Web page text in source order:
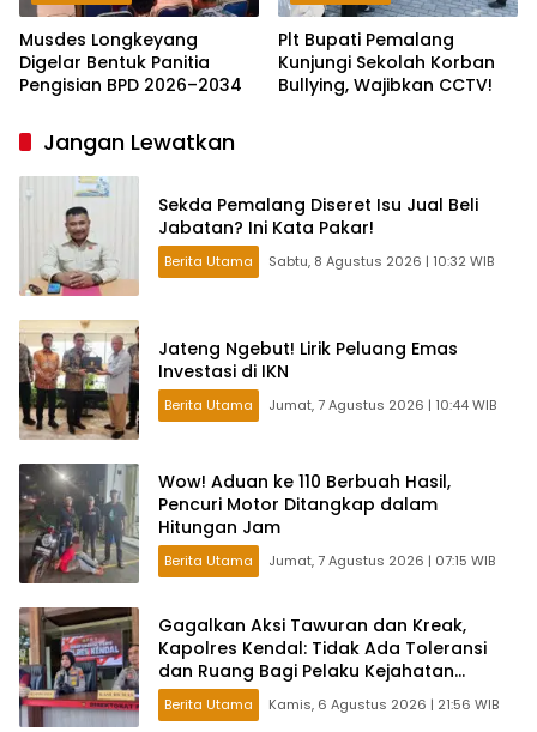
Musdes Longkeyang
Digelar Bentuk Panitia
Pengisian BPD 2026–2034
Plt Bupati Pemalang
Kunjungi Sekolah Korban
Bullying, Wajibkan CCTV!
Jangan Lewatkan
Sekda Pemalang Diseret Isu Jual Beli
Jabatan? Ini Kata Pakar!
Berita Utama Sabtu, 8 Agustus 2026 | 10:32 WIB
Jateng Ngebut! Lirik Peluang Emas
Investasi di IKN
Berita Utama Jumat, 7 Agustus 2026 | 10:44 WIB
Wow! Aduan ke 110 Berbuah Hasil,
Pencuri Motor Ditangkap dalam
Hitungan Jam
Berita Utama Jumat, 7 Agustus 2026 | 07:15 WIB
Gagalkan Aksi Tawuran dan Kreak,
Kapolres Kendal: Tidak Ada Toleransi
dan Ruang Bagi Pelaku Kejahatan
Jalanan
Berita Utama Kamis, 6 Agustus 2026 | 21:56 WIB